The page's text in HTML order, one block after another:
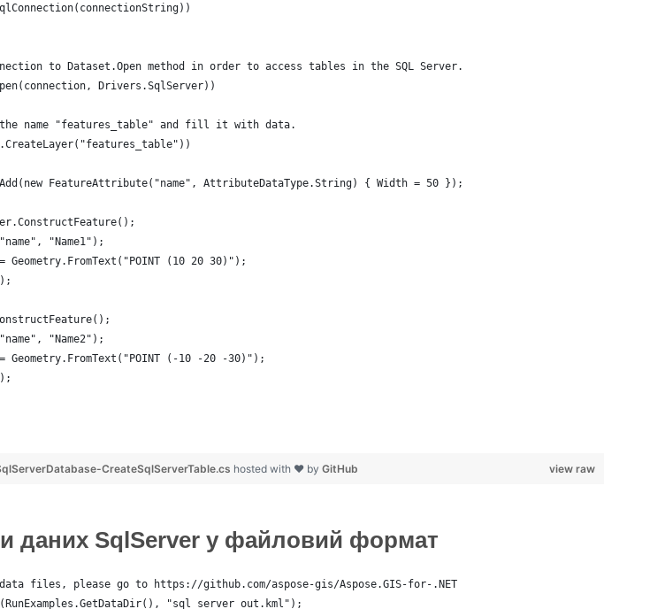
to Dataset.Open method in order to access tables in the SQL Server.
Drivers.SqlServer))
name "features_table" and fill it with data.
FeatureAttribute("name", AttributeDataType.String) { Width = 50 });
"Name1");
Geometry.FromText("POINT (10 20 30)");
"Name2");
Geometry.FromText("POINT (-10 -20 -30)");
view raw
CreateSqlServerTable.cs hosted with ❤ by GitHub
даних SqlServer у файловий формат
files, please go to https://github.com/aspose-gis/Aspose.GIS-for-.NET
"sql_server_out.kml");